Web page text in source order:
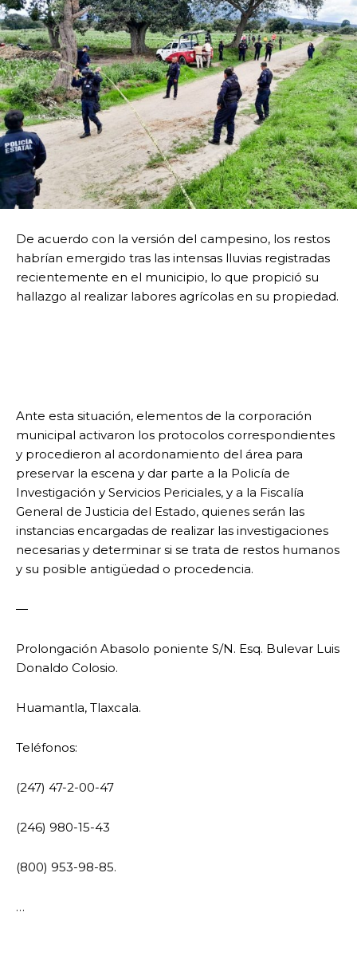
De acuerdo con la versión del campesino, los restos
habrían emergido tras las intensas lluvias registradas
recientemente en el municipio, lo que propició su
hallazgo al realizar labores agrícolas en su propiedad.
Ante esta situación, elementos de la corporación
municipal activaron los protocolos correspondientes
y procedieron al acordonamiento del área para
preservar la escena y dar parte a la Policía de
Investigación y Servicios Periciales, y a la Fiscalía
General de Justicia del Estado, quienes serán las
instancias encargadas de realizar las investigaciones
necesarias y determinar si se trata de restos humanos
y su posible antigüedad o procedencia.
—
Prolongación Abasolo poniente S/N. Esq. Bulevar Luis
Donaldo Colosio.
Huamantla, Tlaxcala.
Teléfonos:
(247) 47-2-00-47
(246) 980-15-43
(800) 953-98-85.
…